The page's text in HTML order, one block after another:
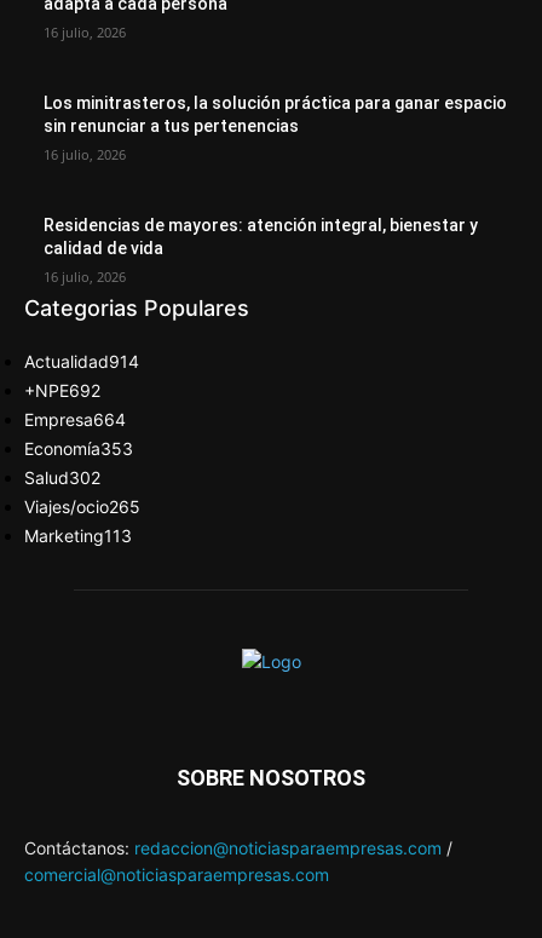
adapta a cada persona
16 julio, 2026
Los minitrasteros, la solución práctica para ganar espacio
sin renunciar a tus pertenencias
16 julio, 2026
Residencias de mayores: atención integral, bienestar y
calidad de vida
16 julio, 2026
Categorias Populares
Actualidad914
+NPE692
Empresa664
Economía353
Salud302
Viajes/ocio265
Marketing113
SOBRE NOSOTROS
Contáctanos: redaccion@noticiasparaempresas.com /
comercial@noticiasparaempresas.com